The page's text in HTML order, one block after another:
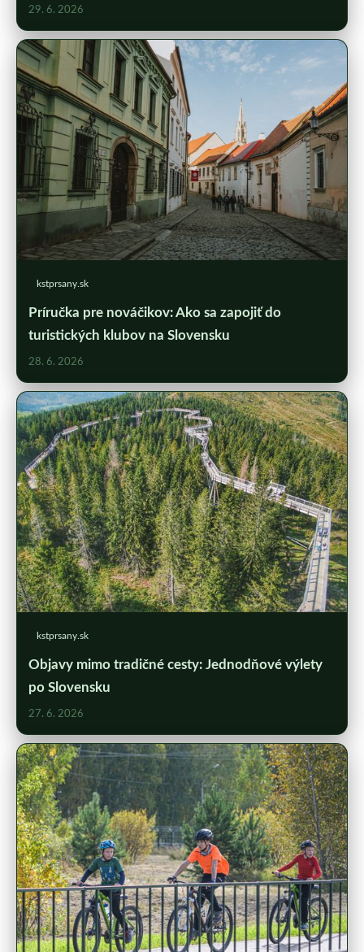
29. 6. 2026
kstprsany.sk
Príručka pre nováčikov: Ako sa zapojiť do
turistických klubov na Slovensku
28. 6. 2026
kstprsany.sk
Objavy mimo tradičné cesty: Jednodňové výlety
po Slovensku
27. 6. 2026